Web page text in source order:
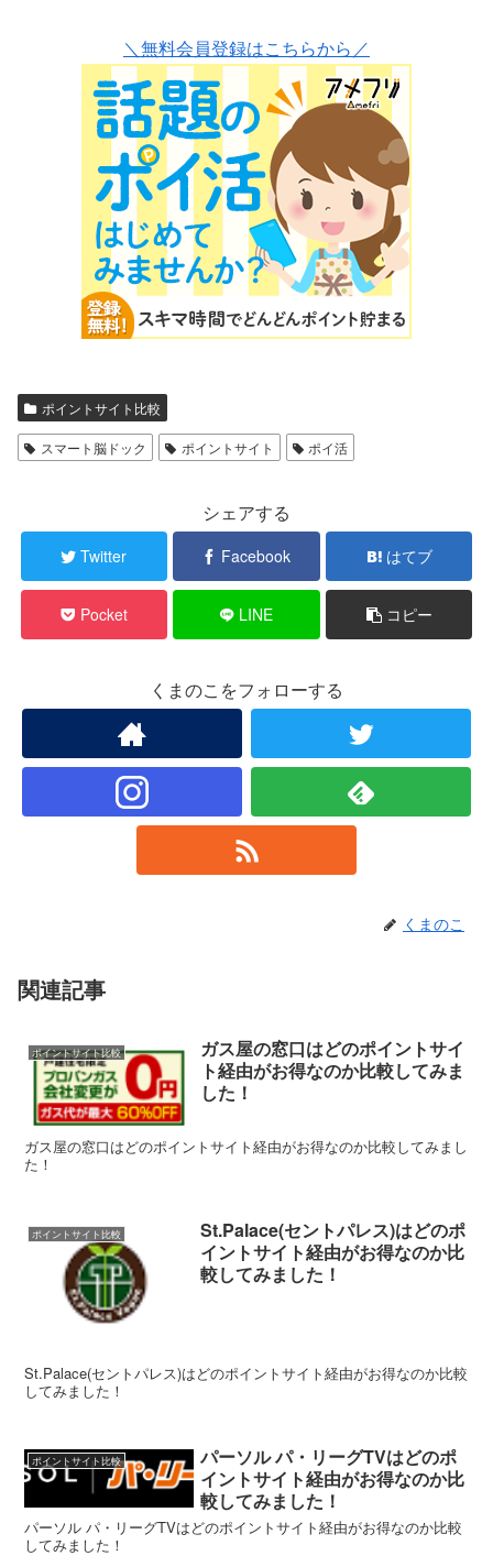
＼無料会員登録はこちらから／
ポイントサイト比較
スマート脳ドック ポイントサイト ポイ活
シェアする
Twitter Facebook はてブ
Pocket LINE コピー
くまのこをフォローする
くまのこ
関連記事
ポイントサイト比較
ガス屋の窓口はどのポイントサイ
ト経由がお得なのか比較してみま
した！
ガス屋の窓口はどのポイントサイト経由がお得なのか比較してみまし
た！
ポイントサイト比較
St.Palace(セントパレス)はどのポ
イントサイト経由がお得なのか比
較してみました！
St.Palace(セントパレス)はどのポイントサイト経由がお得なのか比較
してみました！
ポイントサイト比較
パーソル パ・リーグTVはどのポ
イントサイト経由がお得なのか比
較してみました！
パーソル パ・リーグTVはどのポイントサイト経由がお得なのか比較
してみました！